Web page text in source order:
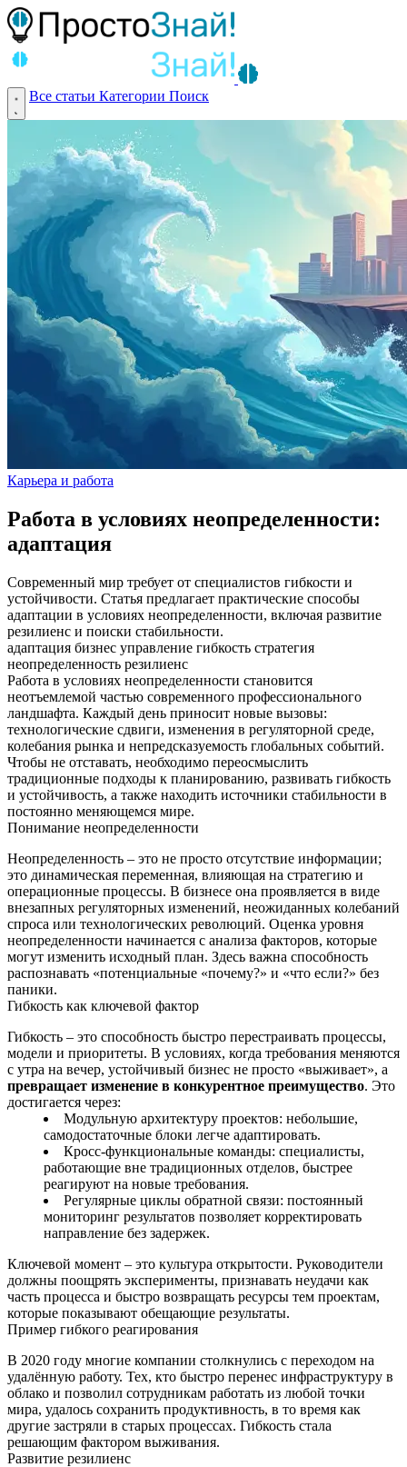
Все статьи Категории Поиск
Карьера и работа
Работа в условиях неопределенности:
адаптация
Современный мир требует от специалистов гибкости и
устойчивости. Статья предлагает практические способы
адаптации в условиях неопределенности, включая развитие
резилиенс и поиски стабильности.
адаптация бизнес управление гибкость стратегия
неопределенность резилиенс
Работа в условиях неопределенности становится
неотъемлемой частью современного профессионального
ландшафта. Каждый день приносит новые вызовы:
технологические сдвиги, изменения в регуляторной среде,
колебания рынка и непредсказуемость глобальных событий.
Чтобы не отставать, необходимо переосмыслить
традиционные подходы к планированию, развивать гибкость
и устойчивость, а также находить источники стабильности в
постоянно меняющемся мире.
Понимание неопределенности
Неопределенность – это не просто отсутствие информации;
это динамическая переменная, влияющая на стратегию и
операционные процессы. В бизнесе она проявляется в виде
внезапных регуляторных изменений, неожиданных колебаний
спроса или технологических революций. Оценка уровня
неопределенности начинается с анализа факторов, которые
могут изменить исходный план. Здесь важна способность
распознавать «потенциальные «почему?» и «что если?» без
паники.
Гибкость как ключевой фактор
Гибкость – это способность быстро перестраивать процессы,
модели и приоритеты. В условиях, когда требования меняются
с утра на вечер, устойчивый бизнес не просто «выживает», а
превращает изменение в конкурентное преимущество. Это
достигается через:
Модульную архитектуру проектов: небольшие,
самодостаточные блоки легче адаптировать.
Кросс-функциональные команды: специалисты,
работающие вне традиционных отделов, быстрее
реагируют на новые требования.
Регулярные циклы обратной связи: постоянный
мониторинг результатов позволяет корректировать
направление без задержек.
Ключевой момент – это культура открытости. Руководители
должны поощрять эксперименты, признавать неудачи как
часть процесса и быстро возвращать ресурсы тем проектам,
которые показывают обещающие результаты.
Пример гибкого реагирования
В 2020 году многие компании столкнулись с переходом на
удалённую работу. Тех, кто быстро перенес инфраструктуру в
облако и позволил сотрудникам работать из любой точки
мира, удалось сохранить продуктивность, в то время как
другие застряли в старых процессах. Гибкость стала
решающим фактором выживания.
Развитие резилиенс